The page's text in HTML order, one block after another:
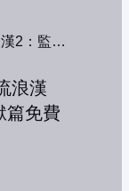
暴力流浪漢2：監獄風雲